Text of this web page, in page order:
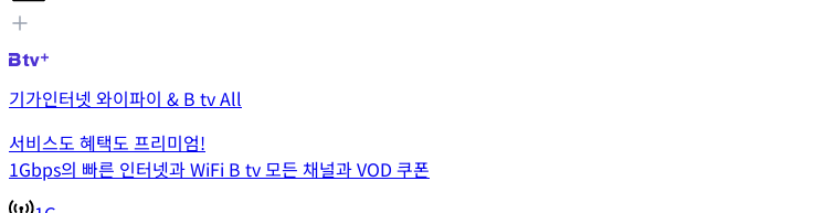
기가인터넷 와이파이 & B tv All
서비스도 혜택도 프리미엄!
1Gbps의 빠른 인터넷과 WiFi B tv 모든 채널과 VOD 쿠폰